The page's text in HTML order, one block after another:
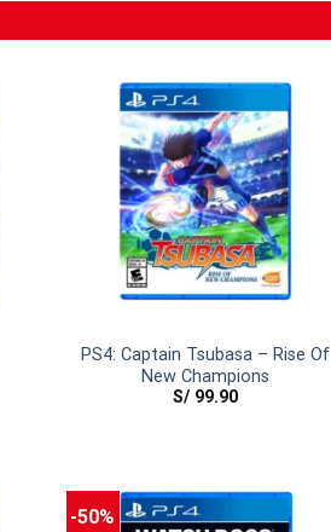
PS4: Captain Tsubasa – Rise Of
New Champions
S/ 99.90
-50%